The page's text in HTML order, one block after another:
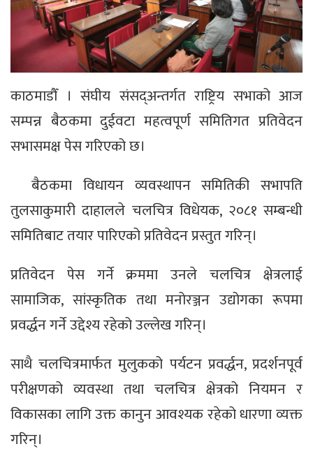
काठमाडौँ । संघीय संसद्अन्तर्गत राष्ट्रिय सभाको आज
सम्पन्न बैठकमा दुईवटा महत्वपूर्ण समितिगत प्रतिवेदन
सभासमक्ष पेस गरिएको छ।
बैठकमा विधायन व्यवस्थापन समितिकी सभापति
तुलसाकुमारी दाहालले चलचित्र विधेयक, २०८१ सम्बन्धी
समितिबाट तयार पारिएको प्रतिवेदन प्रस्तुत गरिन्।
प्रतिवेदन पेस गर्ने क्रममा उनले चलचित्र क्षेत्रलाई
सामाजिक, सांस्कृतिक तथा मनोरञ्जन उद्योगका रूपमा
प्रवर्द्धन गर्ने उद्देश्य रहेको उल्लेख गरिन्।
साथै चलचित्रमार्फत मुलुकको पर्यटन प्रवर्द्धन, प्रदर्शनपूर्व
परीक्षणको व्यवस्था तथा चलचित्र क्षेत्रको नियमन र
विकासका लागि उक्त कानुन आवश्यक रहेको धारणा व्यक्त
गरिन्।